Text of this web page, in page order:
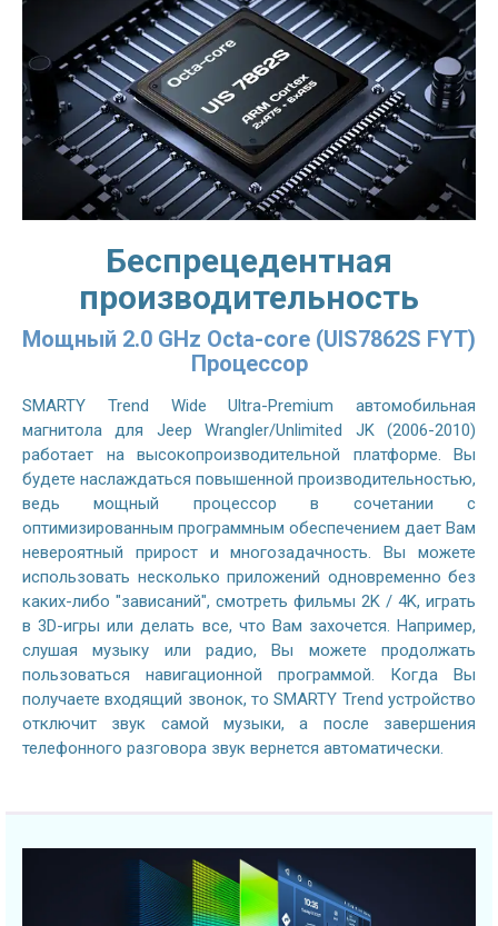
Беспрецедентная
производительность
Мощный 2.0 GHz Octa-core (UIS7862S FYT)
Процессор
SMARTY Trend Wide Ultra-Premium автомобильная
магнитола для Jeep Wrangler/Unlimited JK (2006-2010)
работает на высокопроизводительной платформе. Вы
будете наслаждаться повышенной производительностью,
ведь мощный процессор в сочетании с
оптимизированным программным обеспечением дает Вам
невероятный прирост и многозадачность. Вы можете
использовать несколько приложений одновременно без
каких-либо "зависаний", смотреть фильмы 2K / 4K, играть
в 3D-игры или делать все, что Вам захочется. Например,
слушая музыку или радио, Вы можете продолжать
пользоваться навигационной программой. Когда Вы
получаете входящий звонок, то SMARTY Trend устройство
отключит звук самой музыки, а после завершения
телефонного разговора звук вернется автоматически.